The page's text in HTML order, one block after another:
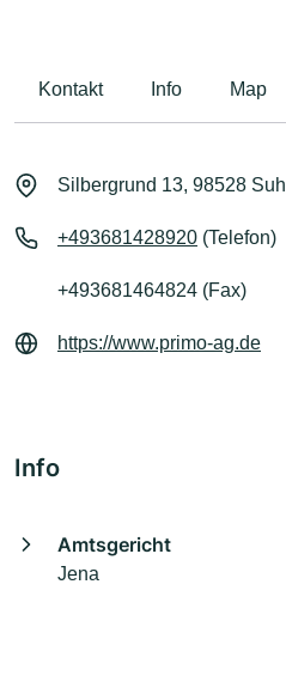
Kontakt Info Map
Silbergrund 13, 98528 Suhl
+493681428920 (Telefon)
+493681464824 (Fax)
https://www.primo-ag.de
Info
Amtsgericht
Jena